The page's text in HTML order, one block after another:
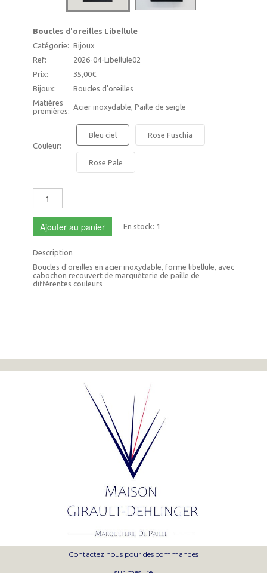
Boucles d'oreilles Libellule
Catégorie: Bijoux
Ref:
2026-04-Libellule02
Prix:
35,00€
Bijoux:
Boucles d'oreilles
Matières
premières: Acier inoxydable, Paille de seigle
Couleur:
Bleu ciel Rose Fuschia
Rose Pale
Ajouter au panier En stock: 1
Description
Boucles d'oreilles en acier inoxydable, forme libellule, avec
cabochon recouvert de marquèterie de paille de
différentes couleurs
Contactez nous pour des commandes